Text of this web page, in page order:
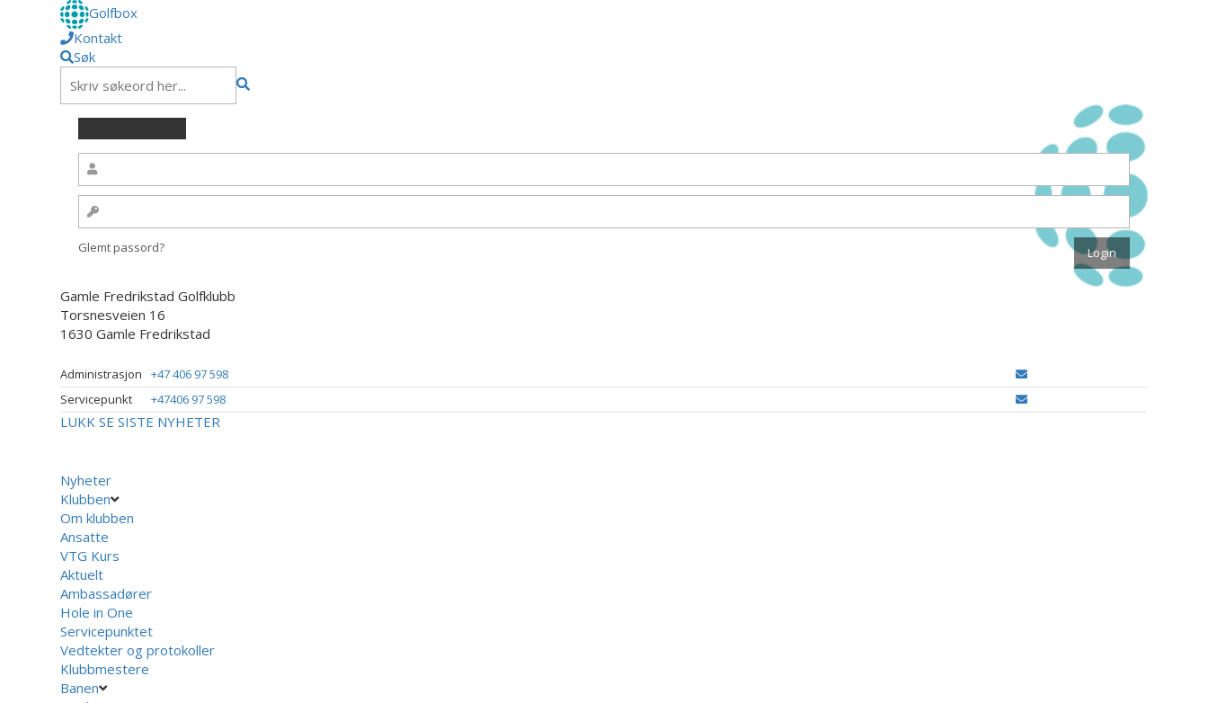
Golfbox
Kontakt
Søk
Glemt passord?
Gamle Fredrikstad Golfklubb
Torsnesveien 16
1630 Gamle Fredrikstad
Administrasjon
+47 406 97 598
Servicepunkt
+47406 97 598
LUKK SE SISTE NYHETER
Nyheter
Klubben
Om klubben
Ansatte
VTG Kurs
Aktuelt
Ambassadører
Hole in One
Servicepunktet
Vedtekter og protokoller
Klubbmestere
Banen